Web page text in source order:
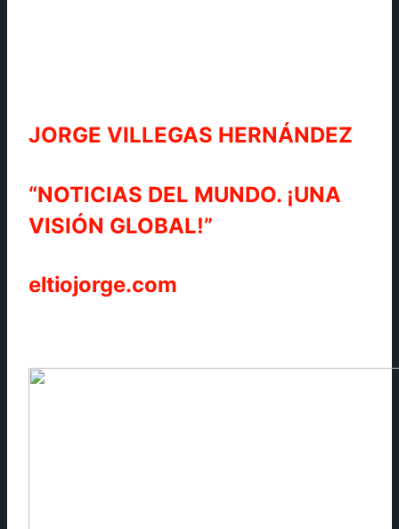
JORGE VILLEGAS HERNÁNDEZ
“NOTICIAS DEL MUNDO. ¡UNA
VISIÓN GLOBAL!”
eltiojorge.com